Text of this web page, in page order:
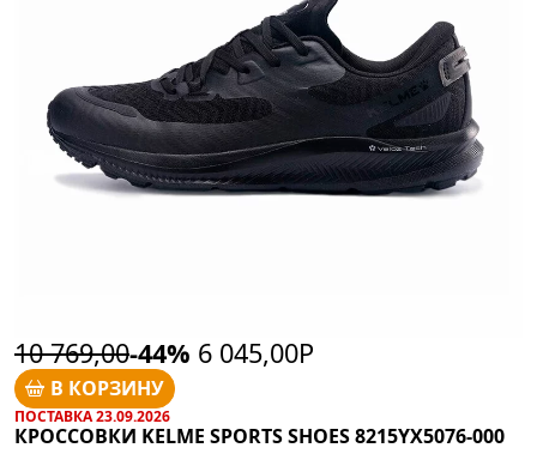
10 769,00-44% 6 045,00Р
В КОРЗИНУ
ПОСТАВКА 23.09.2026
КРОССОВКИ KELME SPORTS SHOES 8215YX5076-000